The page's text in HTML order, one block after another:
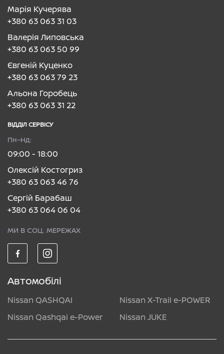
Марія Кучерява
+380 63 063 31 03
Валерія Липовська
+380 63 063 50 99
Євгеній Куценко
+380 63 063 79 23
Альона Горобець
+380 63 063 31 22
ВІДДІЛ CЕРВІСУ
Пн–Нд:
09:00 - 18:00
Олексій Костогриз
+380 63 063 46 76
Сергій Барабаш
+380 63 064 06 04
МИ В СОЦ. МЕРЕЖАХ
Автомобілі
Nissan QASHQAI
Nissan X-Trail e-POWER
Nissan Qashqai e-Power
Nissan JUKE